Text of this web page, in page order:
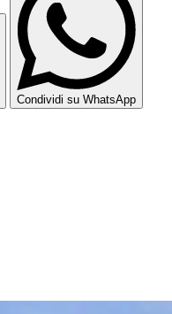
Condividi su WhatsApp